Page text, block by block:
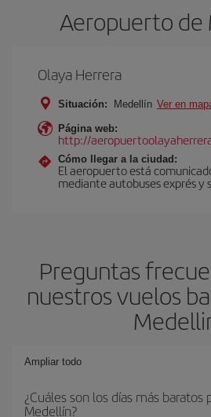
Aeropuerto de
Olaya Herrera
Situación: Medellín Ver en
Página web:
http://
Cómo llegar a la ciudad:
El aeropuerto está
mediante autobuses exprés y
Preguntas
nuestros vuelos
Ampliar todo
¿Cuáles son los días más baratos
Medellín?